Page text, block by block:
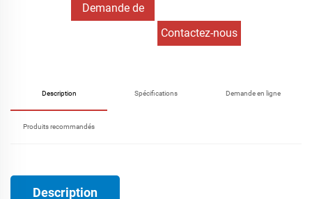
Demande de
Contactez-nous
Description Spécifications Demande en ligne
Produits recommandés
Description